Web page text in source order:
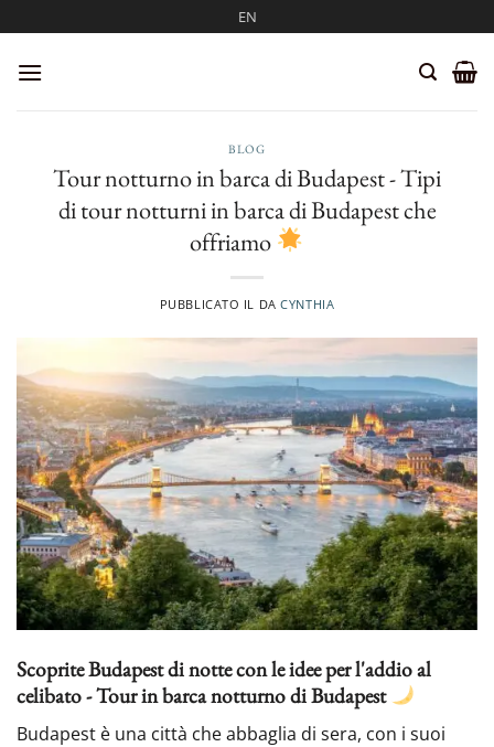
ai
contenuti
EN
BLOG
Tour notturno in barca di Budapest - Tipi
di tour notturni in barca di Budapest che
offriamo
PUBBLICATO IL DACYNTHIA
Scoprite Budapest di notte con le idee per l'addio al
celibato - Tour in barca notturno di Budapest
Budapest è una città che abbaglia di sera, con i suoi